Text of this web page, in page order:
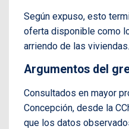
Según expuso, esto
oferta disponible como
arriendo de las viviendas.
Argumentos del
Consultados en mayor
Concepción, desde la
que los datos